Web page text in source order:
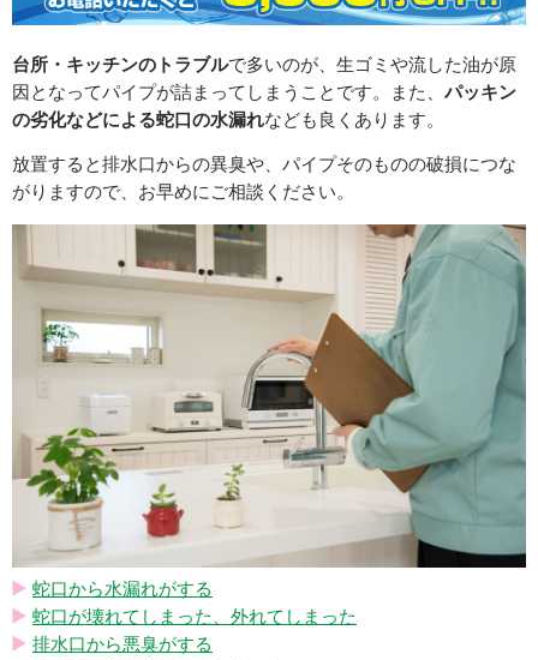
台所・キッチンのトラブルで多いのが、生ゴミや流した油が原
因となってパイプが詰まってしまうことです。また、 パッキン
の劣化などによる蛇口の水漏れなども良くあります。
放置すると排水口からの異臭や、パイプそのものの破損につな
がりますので、お早めにご相談ください。
蛇口から水漏れがする
蛇口が壊れてしまった、外れてしまった
排水口から悪臭がする